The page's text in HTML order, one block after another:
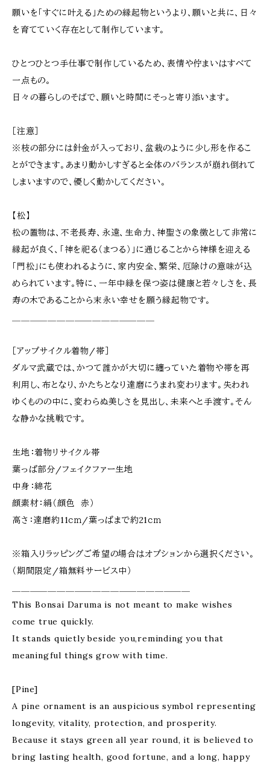
願いを「すぐに叶える」ための縁起物というより、願いと共に、日々
を育てていく存在として制作しています。
ひとつひとつ手仕事で制作しているため、表情や佇まいはすべて
一点もの。
日々の暮らしのそばで、願いと時間にそっと寄り添います。
［注意］
※枝の部分には針金が入っており、盆栽のように少し形を作るこ
とができます。あまり動かしすぎると全体のバランスが崩れ倒れて
しまいますので、優しく動かしてください。
【松】
松の置物は、不老長寿、永遠、生命力、神聖さの象徴として非常に
縁起が良く、「神を祀る（まつる）」に通じることから神様を迎える
「門松」にも使われるように、家内安全、繁栄、厄除けの意味が込
められています。特に、一年中緑を保つ姿は健康と若々しさを、長
寿の木であることから末永い幸せを願う縁起物です。
［アップサイクル着物/帯］
ダルマ武蔵では、かつて誰かが大切に纏っていた着物や帯を再
利用し、布となり、かたちとなり達磨にうまれ変わります。失われ
ゆくものの中に、変わらぬ美しさを見出し、未来へと手渡す。そん
な静かな挑戦です。
生地：着物リサイクル帯
葉っぱ部分/フェイクファー生地
中身：綿花
顔素材：絹（顔色 赤）
高さ：達磨約11ｃｍ/葉っぱまで約21ｃｍ
※箱入りラッピングご希望の場合はオプションから選択ください。
（期間限定/箱無料サービス中）
This Bonsai Daruma is not meant to make wishes
come true quickly.
It stands quietly beside you,reminding you that
meaningful things grow with time.
[Pine]
A pine ornament is an auspicious symbol representing
longevity, vitality, protection, and prosperity.
Because it stays green all year round, it is believed to
bring lasting health, good fortune, and a long, happy